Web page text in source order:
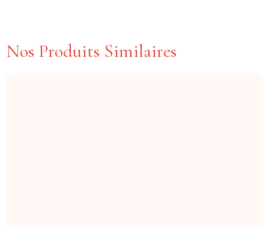
Nos Produits Similaires